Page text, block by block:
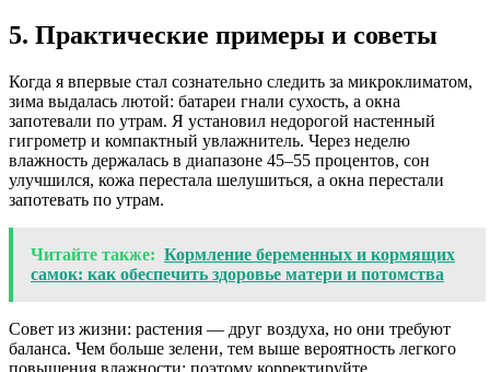
5. Практические примеры и советы
Когда я впервые стал сознательно следить за микроклиматом,
зима выдалась лютой: батареи гнали сухость, а окна
запотевали по утрам. Я установил недорогой настенный
гигрометр и компактный увлажнитель. Через неделю
влажность держалась в диапазоне 45–55 процентов, сон
улучшился, кожа перестала шелушиться, а окна перестали
запотевать по утрам.
Читайте также: Кормление беременных и кормящих
самок: как обеспечить здоровье матери и потомства
Совет из жизни: растения — друг воздуха, но они требуют
баланса. Чем больше зелени, тем выше вероятность легкого
повышения влажности; поэтому корректируйте